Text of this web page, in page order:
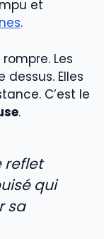
et
.
Les
Elles
C’est le
.
reflet
qui
sa